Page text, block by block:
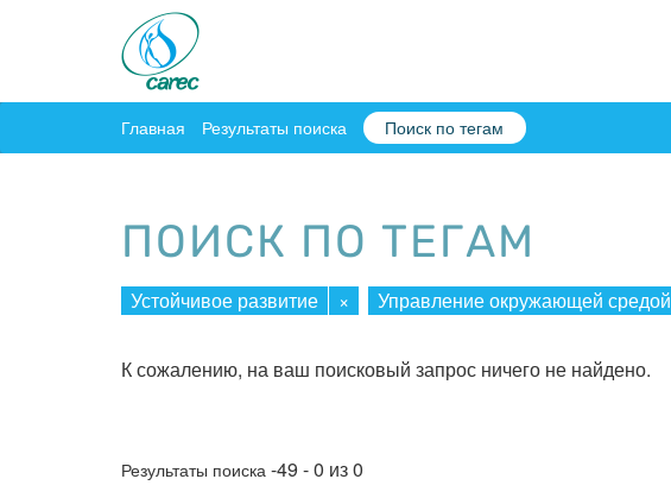
Главная Результаты поиска Поиск по тегам
ПОИСК ПО ТЕГАМ
Устойчивое развитие × Управление окружающей средой
К сожалению, на ваш поисковый запрос ничего не найдено.
Результаты поиска -49 - 0 из 0